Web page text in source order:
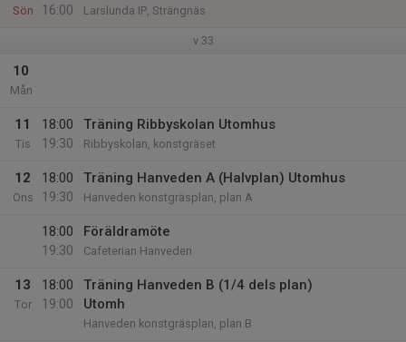
Sön
16:00
Larslunda IP, Strängnäs
v.33
10
Mån
11
Tis
18:00
19:30
Träning Ribbyskolan Utomhus
Ribbyskolan, konstgräset
12
Ons
18:00
19:30
Träning Hanveden A (Halvplan) Utomhus
Hanveden konstgräsplan, plan A
18:00
19:30
Föräldramöte
Cafeterian Hanveden
13
Tor
18:00
19:00
Träning Hanveden B (1/4 dels plan)
Utomh
Hanveden konstgräsplan, plan B